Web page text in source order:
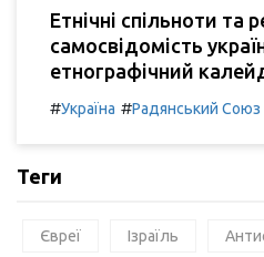
Етнічні спільноти та
самосвідомість
етнографічний
#Україна #Радянський Союз
Теги
Євреї Ізраїль